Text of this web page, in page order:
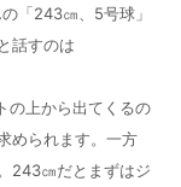
「243㎝、 5号球」
話すのは
の上から出てくるの
められます。一方
243㎝だとまずはジ